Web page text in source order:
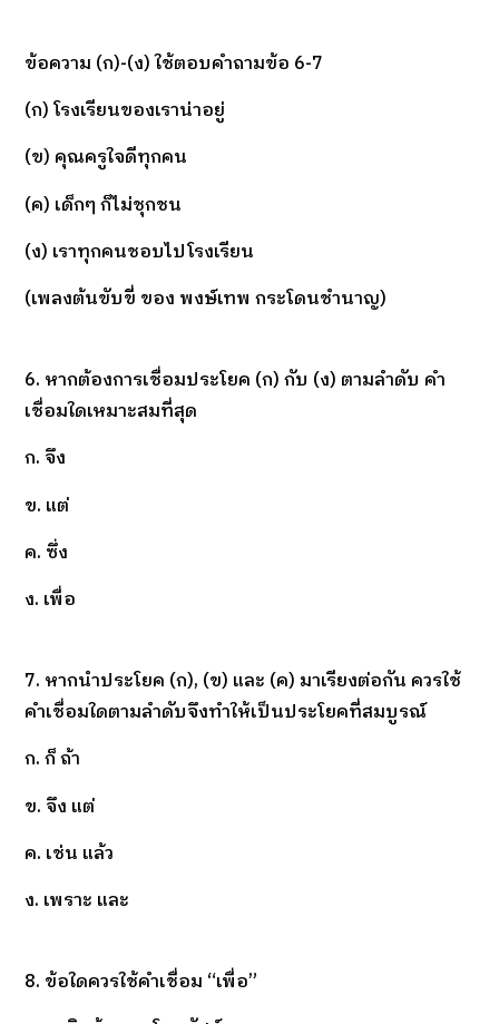
ข้อความ (ก)-(ง) ใช้ตอบคำถามข้อ 6-7
(ก) โรงเรียนของเราน่าอยู่
(ข) คุณครูใจดีทุกคน
(ค) เด็กๆ ก็ไม่ชุกชน
(ง) เราทุกคนชอบไปโรงเรียน
(เพลงต้นขับขี่ ของ พงษ์เทพ กระโดนชำนาญ)
6. หากต้องการเชื่อมประโยค (ก) กับ (ง) ตามลำดับ คำ
เชื่อมใดเหมาะสมที่สุด
ก. จึง
ข. แต่
ค. ซึ่ง
ง. เพื่อ
7. หากนำประโยค (ก), (ข) และ (ค) มาเรียงต่อกัน ควรใช้
คำเชื่อมใดตามลำดับจึงทำให้เป็นประโยคที่สมบูรณ์
ก. ก็ ถ้า
ข. จึง แต่
ค. เช่น แล้ว
ง. เพราะ และ
8. ข้อใดควรใช้คำเชื่อม “เพื่อ”